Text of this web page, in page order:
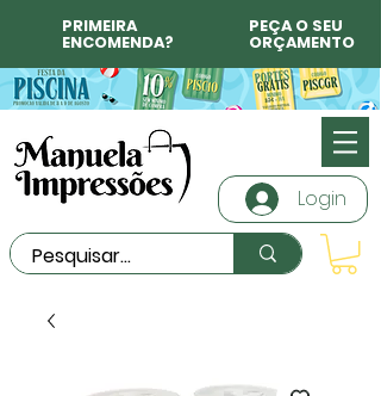
PRIMEIRA
ENCOMENDA?
PEÇA O SEU
ORÇAMENTO
Login